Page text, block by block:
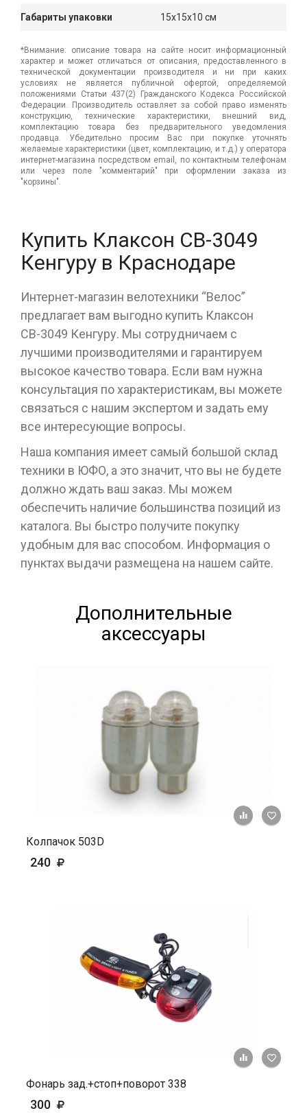
Габариты упаковки 15x15x10 см
*Внимание: описание товара на сайте носит информационный
характер и может отличаться от описания, предоставленного в
технической документации производителя и ни при каких
условиях не является публичной офертой, определяемой
положениями Статьи 437(2) Гражданского Кодекса Российской
Федерации. Производитель оставляет за собой право изменять
конструкцию, технические характеристики, внешний вид,
комплектацию товара без предварительного уведомления
продавца. Убедительно просим Вас при покупке уточнять
желаемые характеристики (цвет, комплектацию, и т.д.) у оператора
интернет-магазина посредством email, по контактным телефонам
или через поле "комментарий" при оформлении заказа из
"корзины".
Купить Клаксон СВ-3049
Кенгуру в Краснодаре
Интернет-магазин велотехники “Велос”
предлагает вам выгодно купить Клаксон
СВ-3049 Кенгуру. Мы сотрудничаем с
лучшими производителями и гарантируем
высокое качество товара. Если вам нужна
консультация по характеристикам, вы можете
связаться с нашим экспертом и задать ему
все интересующие вопросы.
Наша компания имеет самый большой склад
техники в ЮФО, а это значит, что вы не будете
должно ждать ваш заказ. Мы можем
обеспечить наличие большинства позиций из
каталога. Вы быстро получите покупку
удобным для вас способом. Информация о
пунктах выдачи размещена на нашем сайте.
Дополнительные
аксессуары
+ К
Колпачок 503D
240
+ К
Фонарь зад.+стоп+поворот 338
300